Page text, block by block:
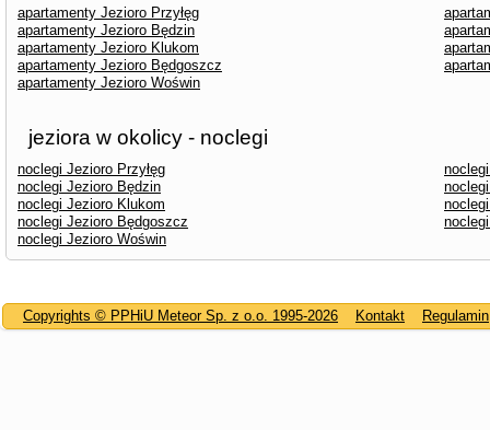
apartamenty Jezioro Przyłęg
apartamenty Jezioro Będzin
apartamenty Jezioro Klukom
apartamenty Jezioro Będgoszcz
apartamenty Jezioro Woświn
jeziora w okolicy - noclegi
noclegi Jezioro Przyłęg
noclegi Jezioro Będzin
noclegi Jezioro Klukom
noclegi Jezioro Będgoszcz
noclegi Jezioro Woświn
Copyrights © PPHiU Meteor Sp. z o.o. 1995-2026 Kontakt Regulamin